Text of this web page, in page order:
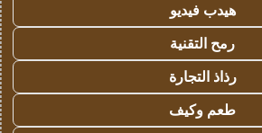
هيدب فيديو
رمح التقنية
رذاذ التجارة
طعم وكيف